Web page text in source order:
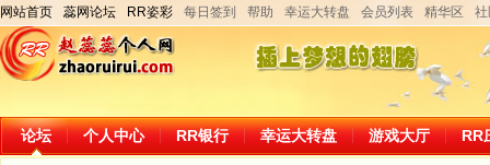
网站首页 蕊网论坛 RR姿彩 每日签到 帮助 幸运大转盘 会员列表 精华区
论坛 个人中心 RR银行 幸运大转盘 游戏大厅 RR